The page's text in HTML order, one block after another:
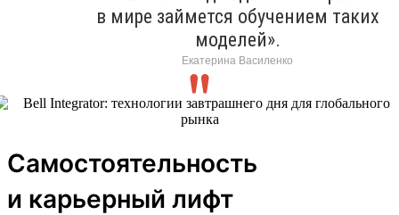
в мире займется обучением таких
моделей».
Екатерина Василенко
Самостоятельность
и карьерный лифт